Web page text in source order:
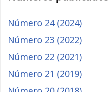
Número 24 (2024)
Número 23 (2022)
Número 22 (2021)
Número 21 (2019)